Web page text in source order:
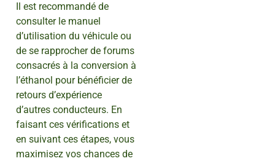
Il est recommandé de
consulter le manuel
d’utilisation du véhicule ou
de se rapprocher de forums
consacrés à la conversion à
l’éthanol pour bénéficier de
retours d’expérience
d’autres conducteurs. En
faisant ces vérifications et
en suivant ces étapes, vous
maximisez vos chances de